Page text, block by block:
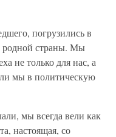
погрузились в
родной страны. Мы
не только для нас, а
мы в политическую
мы всегда вели как
настоящая, со